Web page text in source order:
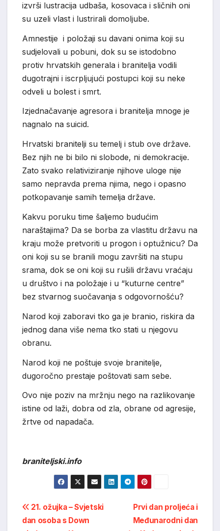
izvrši lustracija udbaša, kosovaca i sličnih oni
su uzeli vlast i lustrirali domoljube.
Amnestije i položaji su davani onima koji su
sudjelovali u pobuni, dok su se istodobno
protiv hrvatskih generala i branitelja vodili
dugotrajni i iscrpljujući postupci koji su neke
odveli u bolest i smrt.
Izjednačavanje agresora i branitelja mnoge je
nagnalo na suicid.
Hrvatski branitelji su temelj i stub ove države.
Bez njih ne bi bilo ni slobode, ni demokracije.
Zato svako relativiziranje njihove uloge nije
samo nepravda prema njima, nego i opasno
potkopavanje samih temelja države.
Kakvu poruku time šaljemo budućim
naraštajima? Da se borba za vlastitu državu na
kraju može pretvoriti u progon i optužnicu? Da
oni koji su se branili mogu završiti na stupu
srama, dok se oni koji su rušili državu vraćaju
u društvo i na položaje i u “kuturne centre”
bez stvarnog suočavanja s odgovornošću?
Narod koji zaboravi tko ga je branio, riskira da
jednog dana više nema tko stati u njegovu
obranu.
Narod koji ne poštuje svoje branitelje,
dugoročno prestaje poštovati sam sebe.
Ovo nije poziv na mržnju nego na razlikovanje
istine od laži, dobra od zla, obrane od agresije,
žrtve od napadača.
braniteljski.info
Post
Prvi dan proljeća i
Međunarodni dan
21. ožujka – Svjetski
dan osoba s Down